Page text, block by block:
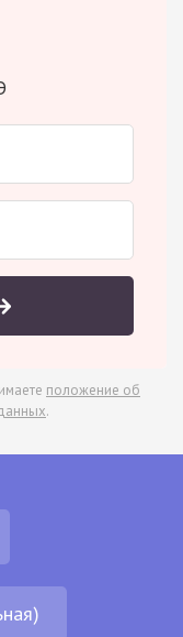
положение об
.